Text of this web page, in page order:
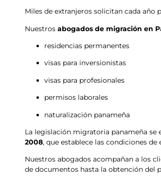
Miles de extranjeros solicitan cada año
Nuestros abogados de migración en
residencias permanentes
visas para inversionistas
visas para profesionales
permisos laborales
naturalización panameña
La legislación migratoria panameña
2008, que establece las condiciones
Nuestros abogados acompañan a los
de documentos hasta la obtención del